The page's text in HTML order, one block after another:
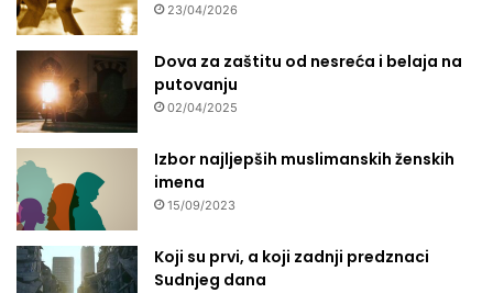
23/04/2026
Dova za zaštitu od nesreća i belaja na
putovanju
02/04/2025
Izbor najljepših muslimanskih ženskih
imena
15/09/2023
Koji su prvi, a koji zadnji predznaci
Sudnjeg dana